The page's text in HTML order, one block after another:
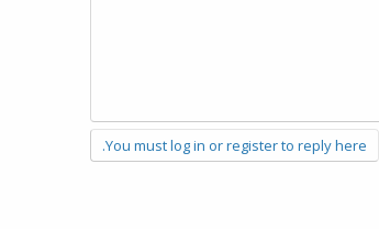
You must log in or register to reply here.